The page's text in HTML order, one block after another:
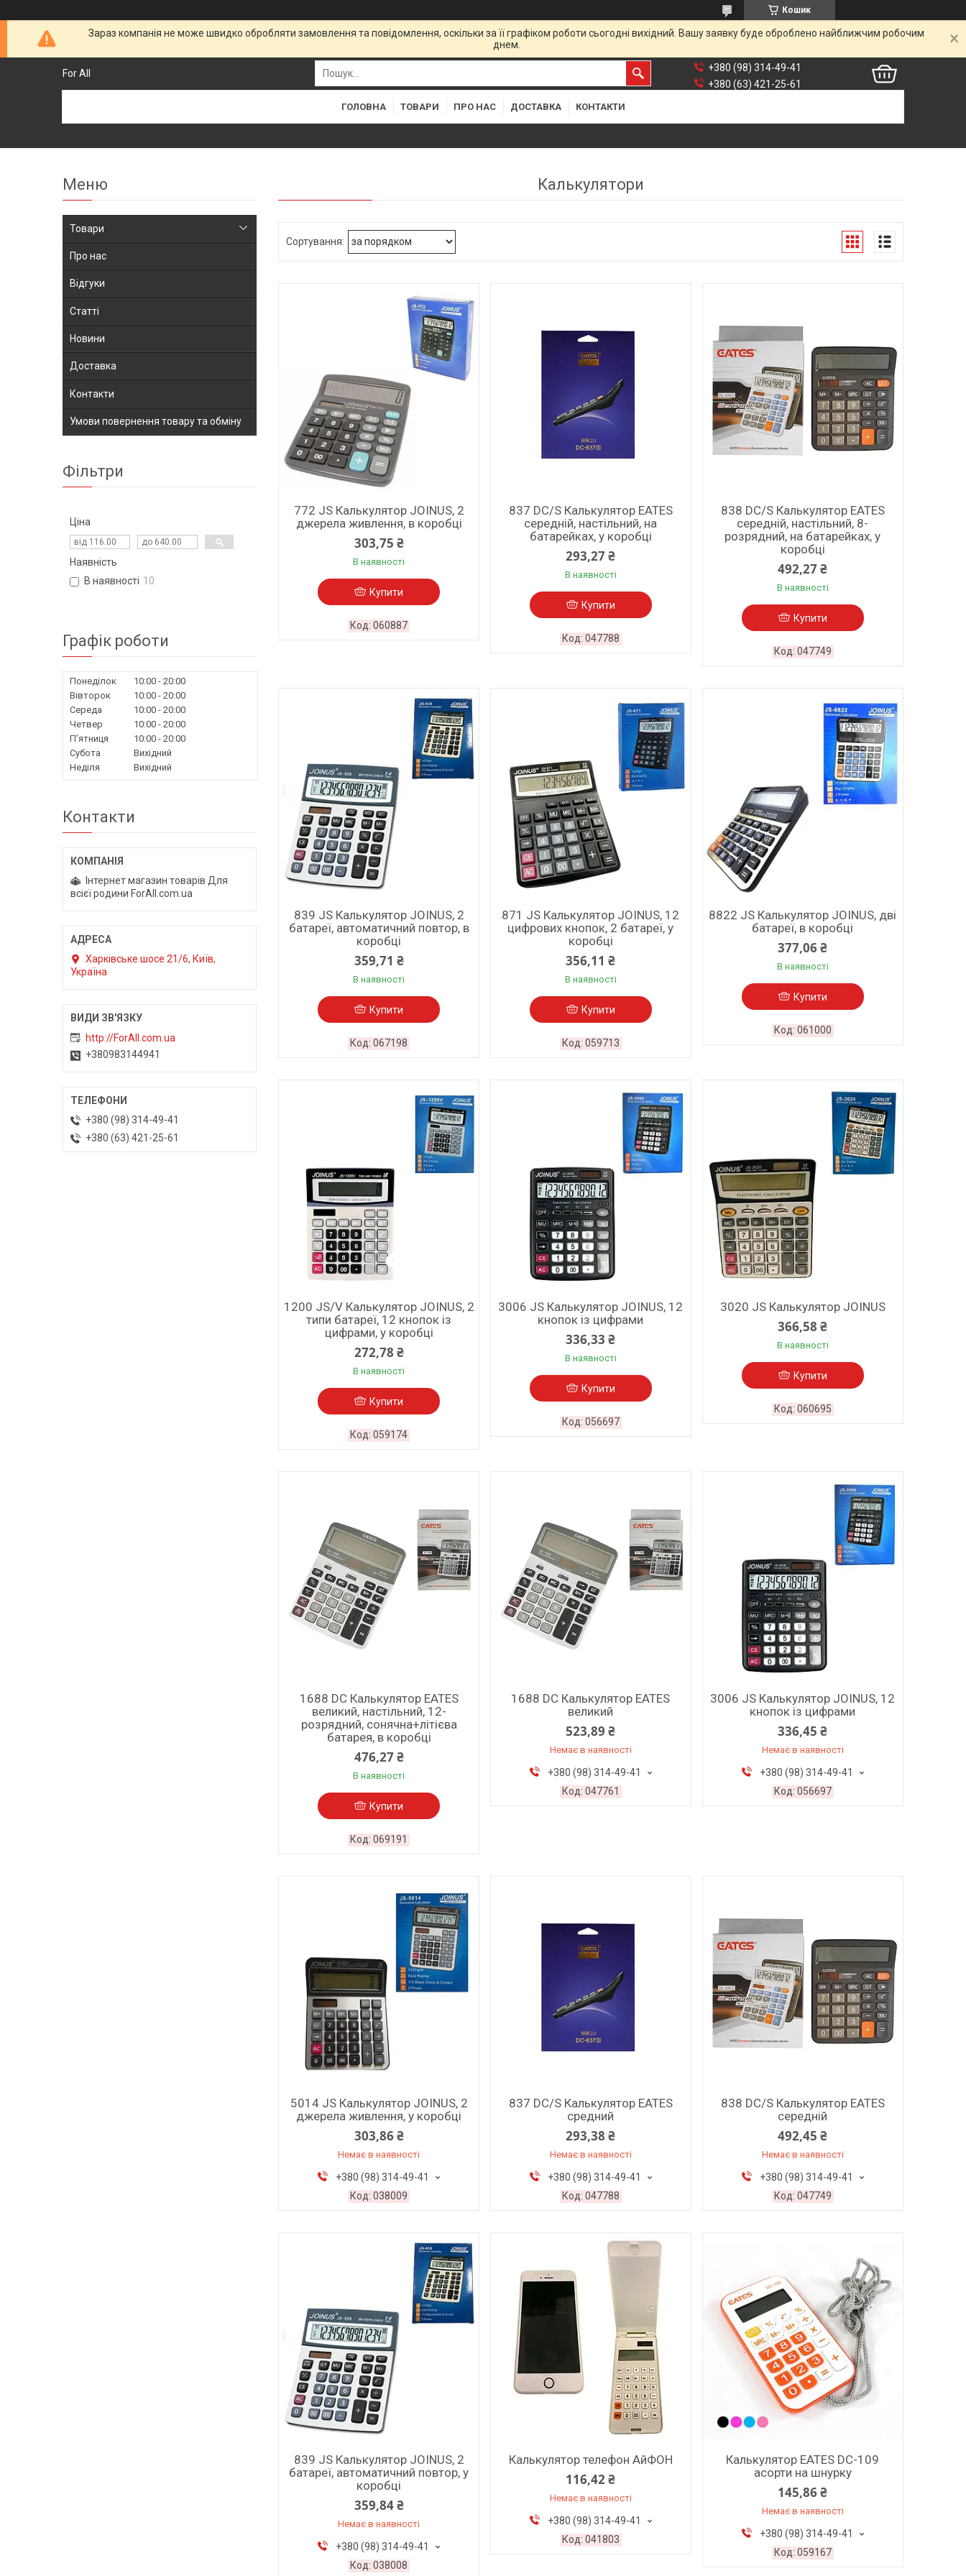
Кошик
Зараз компанія не може швидко обробляти замовлення та повідомлення, оскільки за її графіком роботи сьогодні вихідний. Вашу заявку буде оброблено найближчим робочим
днем.
For All
+380 (98) 314-49-41
+380 (63) 421-25-61
ГОЛОВНА ТОВАРИ ПРО НАС ДОСТАВКА КОНТАКТИ
Калькулятори
772 JS Калькулятор JOINUS, 2
джерела живлення, в коробці
303,75 ₴
В наявності
Купити
060887
837 DC/S Калькулятор EATES
середній, настільний, на
батарейках, у коробці
293,27 ₴
В наявності
Купити
047788
838 DC/S Калькулятор EATES
середній, настільний, 8-
розрядний, на батарейках, у
коробці
492,27 ₴
В наявності
Купити
047749
839 JS Калькулятор JOINUS, 2
батареї, автоматичний повтор, в
коробці
359,71 ₴
В наявності
Купити
067198
871 JS Калькулятор JOINUS, 12
цифрових кнопок, 2 батареї, у
коробці
356,11 ₴
В наявності
Купити
059713
8822 JS Калькулятор JOINUS, дві
батареї, в коробці
377,06 ₴
В наявності
Купити
061000
1200 JS/V Калькулятор JOINUS, 2
типи батареї, 12 кнопок із
цифрами, у коробці
272,78 ₴
В наявності
Купити
059174
3006 JS Калькулятор JOINUS, 12
кнопок із цифрами
336,33 ₴
В наявності
Купити
056697
3020 JS Калькулятор JOINUS
366,58 ₴
В наявності
Купити
060695
1688 DC Калькулятор EATES
великий, настільний, 12-
розрядний, сонячна+літієва
батарея, в коробці
476,27 ₴
В наявності
Купити
069191
1688 DC Калькулятор EATES
великий
523,89 ₴
Немає в наявності
+380 (98) 314-49-41
047761
3006 JS Калькулятор JOINUS, 12
кнопок із цифрами
336,45 ₴
Немає в наявності
+380 (98) 314-49-41
056697
5014 JS Калькулятор JOINUS, 2
джерела живлення, у коробці
303,86 ₴
Немає в наявності
+380 (98) 314-49-41
038009
837 DC/S Калькулятор EATES
средний
293,38 ₴
Немає в наявності
+380 (98) 314-49-41
047788
838 DC/S Калькулятор EATES
середній
492,45 ₴
Немає в наявності
+380 (98) 314-49-41
047749
839 JS Калькулятор JOINUS, 2
батареї, автоматичний повтор, у
коробці
359,84 ₴
Немає в наявності
+380 (98) 314-49-41
038008
Калькулятор телефон АйФОН
116,42 ₴
Немає в наявності
+380 (98) 314-49-41
041803
Калькулятор EATES DC-109
асорти на шнурку
145,86 ₴
Немає в наявності
+380 (98) 314-49-41
059167
Товари
Про нас
Відгуки
Статті
Новини
Доставка
Контакти
Умови повернення товару та обміну
Фільтри
Ціна
Наявність
В наявності 10
Графік роботи
Понеділок 10:00
20:00
Вівторок
10:00
20:00
Середа
10:00
20:00
Четвер
10:00
20:00
Пʼятниця
10:00
20:00
Субота
Вихідний
Неділя
Вихідний
Контакти
Інтернет магазин товарів Для
всієї родини ForAll.com.ua
Харківське шосе 21/6, Київ,
Україна
http://ForAll.com.ua
+380983144941
+380 (98) 314-49-41
+380 (63) 421-25-61